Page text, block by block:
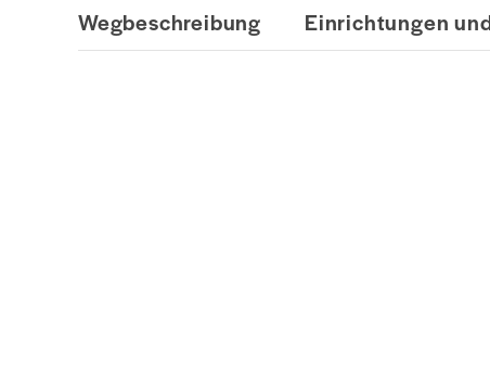
Wegbeschreibung Einrichtungen